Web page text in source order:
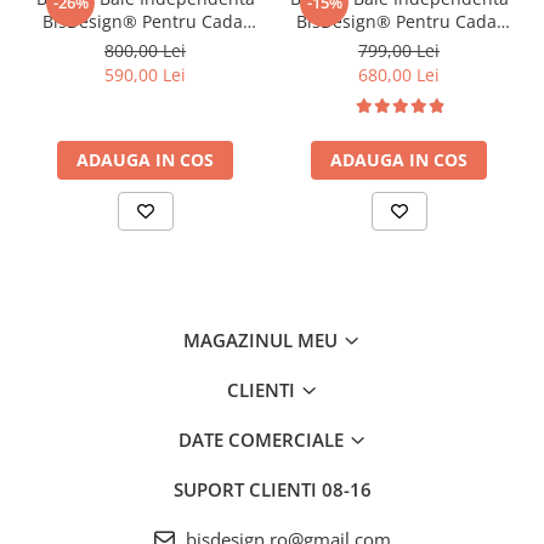
BisDesign® Pentru Cada,
Montaj podea, Tip
freestanding, Cadru
Rotund, Finisaj
117 cm
800,00 Lei
590,00 Lei
ADAUGA IN COS
BisDesign® Pentru Cada,
Montaj podea, Tip
freestanding, Cadru
Rotund, Finisaj Auriu
Mat/Periat, Dimensiune 117
cm
799,00 Lei
680,00 Lei
ADAUGA IN COS
MAGAZINUL MEU
CLIENTI
DATE COMERCIALE
SUPORT CLIENTI 08-16
bisdesign.ro@gmail.com